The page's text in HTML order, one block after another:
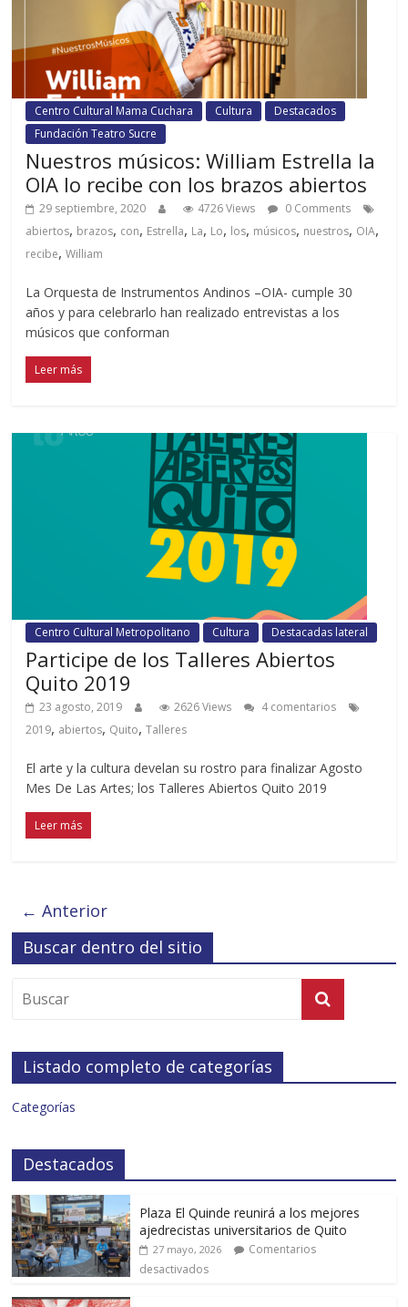
Centro Cultural Mama Cuchara Cultura
Destacados
Fundación Teatro Sucre
Nuestros músicos: William Estrella la
OIA lo recibe con los brazos abiertos
29 septiembre, 2020 4726 Views
0 Comments
abiertos, brazos, con, Estrella, La, Lo, los, músicos, nuestros, OIA,
recibe,William
La Orquesta de Instrumentos Andinos –OIA- cumple 30
años y para celebrarlo han realizado entrevistas a los
músicos que conforman
Leer más
Centro Cultural Metropolitano Cultura Destacadas lateral
Participe de los Talleres Abiertos
Quito 2019
23 agosto, 2019 2626 Views
4 comentarios
2019, abiertos, Quito,Talleres
El arte y la cultura develan su rostro para finalizar Agosto
Mes De Las Artes; los Talleres Abiertos Quito 2019
Leer más
← Anterior
Buscar dentro del sitio
Listado completo de categorías
Categorías
Destacados
Plaza El Quinde reunirá a los mejores
ajedrecistas universitarios de Quito
27 mayo, 2026
Comentarios
desactivados